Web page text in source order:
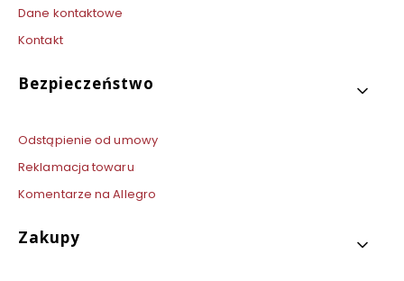
Dane kontaktowe
Kontakt
Bezpieczeństwo
Odstąpienie od umowy
Reklamacja towaru
Komentarze na Allegro
Zakupy